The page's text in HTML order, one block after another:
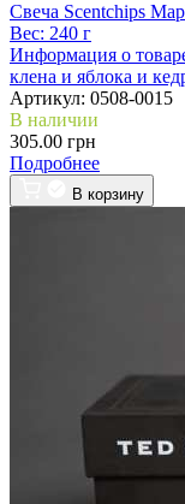
Свеча Scentchips
Вес: 240 г
Информация о
клена и яблока и
Артикул: 0508-0015
В наличии
305.00 грн
Подробнее
В корзину